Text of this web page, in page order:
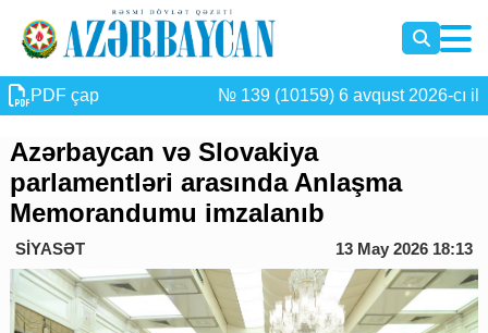
PDF çap № 139 (10159) 6 avqust 2026-cı il
Azərbaycan və Slovakiya
parlamentləri arasında Anlaşma
Memorandumu imzalanıb
SİYASƏT 13 May 2026 18:13